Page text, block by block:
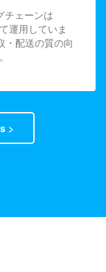
チェーンは
運用していま
・配送の質の向
>